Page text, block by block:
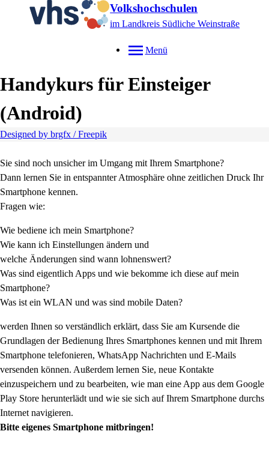
Volkshochschulen
im Landkreis Südliche Weinstraße
Menü
Handykurs für Einsteiger
(Android)
Designed by brgfx / Freepik
Sie sind noch unsicher im Umgang mit Ihrem Smartphone?
Dann lernen Sie in entspannter Atmosphäre ohne zeitlichen Druck Ihr
Smartphone kennen.
Fragen wie:
Wie bediene ich mein Smartphone?
Wie kann ich Einstellungen ändern und
welche Änderungen sind wann lohnenswert?
Was sind eigentlich Apps und wie bekomme ich diese auf mein
Smartphone?
Was ist ein WLAN und was sind mobile Daten?
werden Ihnen so verständlich erklärt, dass Sie am Kursende die
Grundlagen der Bedienung Ihres Smartphones kennen und mit Ihrem
Smartphone telefonieren, WhatsApp Nachrichten und E-Mails
versenden können. Außerdem lernen Sie, neue Kontakte
einzuspeichern und zu bearbeiten, wie man eine App aus dem Google
Play Store herunterlädt und wie sie sich auf Ihrem Smartphone durchs
Internet navigieren.
Bitte eigenes Smartphone mitbringen!